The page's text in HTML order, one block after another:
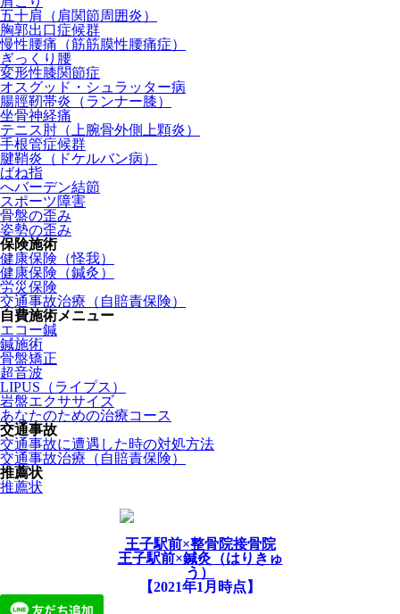
五十肩（肩関節周囲炎）
胸郭出口症候群
慢性腰痛（筋筋膜性腰痛症）
ぎっくり腰
変形性膝関節症
オスグッド・シュラッター病
腸脛靭帯炎（ランナー膝）
坐骨神経痛
テニス肘（上腕骨外側上顆炎）
手根管症候群
腱鞘炎（ドケルバン病）
ばね指
へバーデン結節
スポーツ障害
骨盤の歪み
姿勢の歪み
保険施術
健康保険（怪我）
健康保険（鍼灸）
労災保険
交通事故治療（自賠責保険）
自費施術メニュー
エコー鍼
鍼施術
骨盤矯正
超音波
LIPUS（ライプス）
岩盤エクササイズ
あなたのための治療コース
交通事故
交通事故に遭遇した時の対処方法
交通事故治療（自賠責保険）
推薦状
推薦状
王子駅前×整骨院接骨院
王子駅前×鍼灸（はりきゅ
う）
【2021年1月時点】